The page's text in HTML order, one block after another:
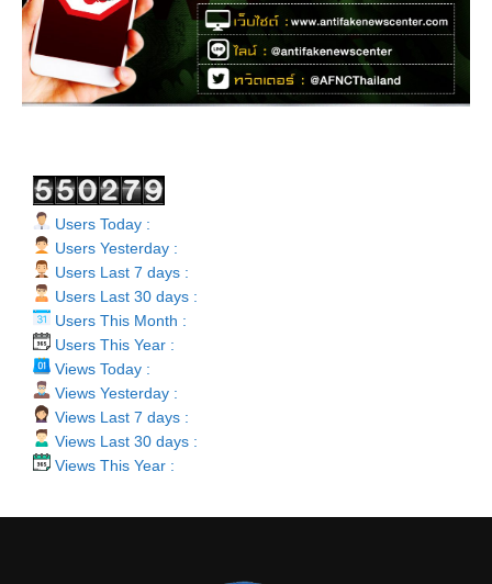
Users Today :
Users Yesterday :
Users Last 7 days :
Users Last 30 days :
Users This Month :
Users This Year :
Views Today :
Views Yesterday :
Views Last 7 days :
Views Last 30 days :
Views This Year :